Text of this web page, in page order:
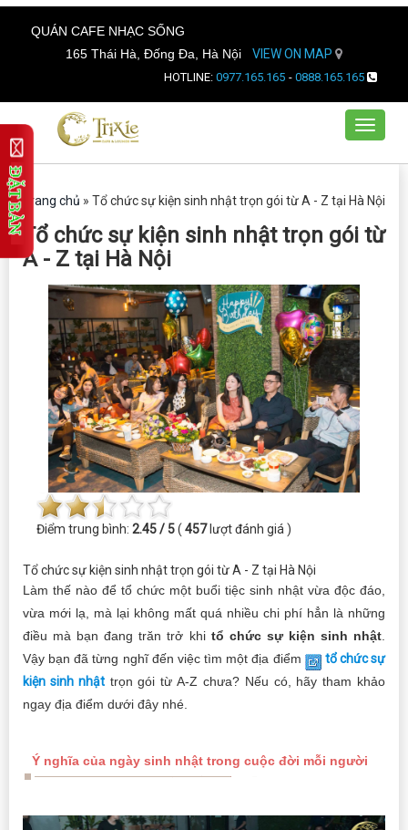
QUÁN CAFE NHẠC SỐNG
165 Thái Hà, Đống Đa, Hà Nội
VIEW ON MAP
HOTLINE: 0977.165.165 - 0888.165.165
Toggle
Trang chủ » Tổ chức sự kiện sinh nhật trọn gói từ A - Z tại Hà Nội
Tổ chức sự kiện sinh nhật trọn gói từ
A - Z tại Hà Nội
Điểm trung bình: 2.45 / 5( 457lượt đánh giá )
Tổ chức sự kiện sinh nhật trọn gói từ A - Z tại Hà Nội
Làm thế nào để tổ chức một buổi tiệc sinh nhật vừa độc đáo,
vừa mới lạ, mà lại không mất quá nhiều chi phí hẳn là những
điều mà bạn đang trăn trở khi tổ chức sự kiện sinh nhật
Vậy bạn đã từng nghĩ đến việc tìm một địa điểm
tổ chức sự
kiện sinh nhậttrọn gói từ A-Z chưa? Nếu có, hãy tham khảo
ngay địa điểm dưới đây nhé.
Ý nghĩa của ngày sinh nhật trong cuộc đời mỗi người